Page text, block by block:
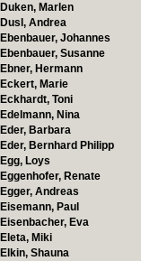
Duken, Marlen
Dusl, Andrea
Ebenbauer, Johannes
Ebenbauer, Susanne
Ebner, Hermann
Eckert, Marie
Eckhardt, Toni
Edelmann, Nina
Eder, Barbara
Eder, Bernhard Philipp
Egg, Loys
Eggenhofer, Renate
Egger, Andreas
Eisemann, Paul
Eisenbacher, Eva
Eleta, Miki
Elkin, Shauna